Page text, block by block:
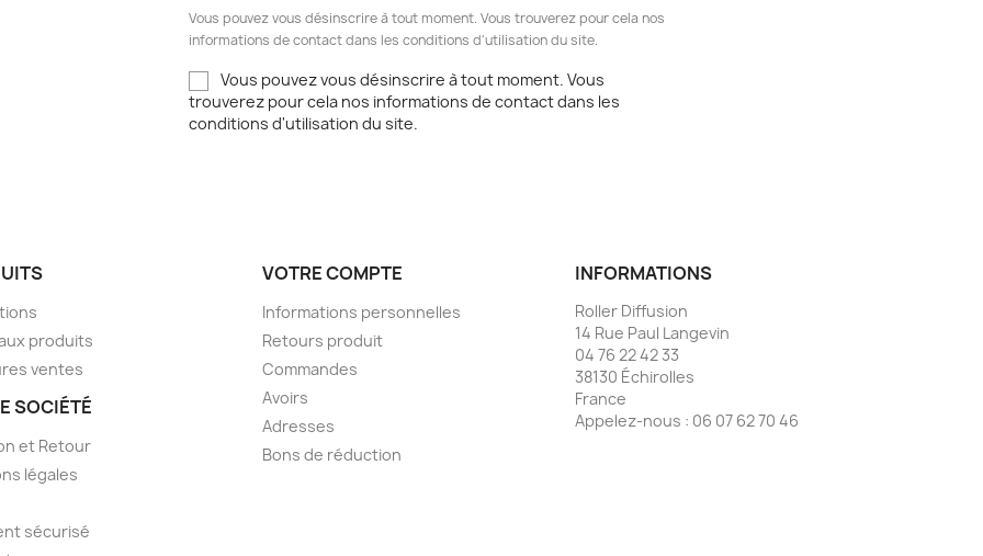
Vous pouvez vous désinscrire à tout moment. Vous trouverez pour cela nos
informations de contact dans les conditions d'utilisation du site.
Vous pouvez vous désinscrire à tout moment. Vous
trouverez pour cela nos informations de contact dans les
conditions d'utilisation du site.
produits
ventes
SOCIÉTÉ
et Retour
légales
sécurisé
VOTRE COMPTE
Informations personnelles
Retours produit
Commandes
Avoirs
Adresses
Bons de réduction
INFORMATIONS
Roller Diffusion
14 Rue Paul Langevin
04 76 22 42 33
38130 Échirolles
France
Appelez-nous : 06 07 62 70 46